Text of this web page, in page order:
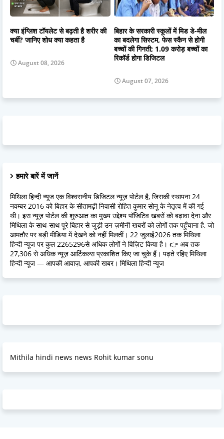
क्या इंग्लिश टॉयलेट से बढ़ती है शरीर की
चर्बी? जानिए शोध क्या कहता है
August 08, 2026
बिहार के सरकारी स्कूलों में मिड डे-मील
का बदलेगा सिस्टम, फेस स्कैन से होगी
बच्चों की गिनती; 1.09 करोड़ बच्चों का
रिकॉर्ड होगा डिजिटल
August 07, 2026
हमारे बारें में जानें
मिथिला हिन्दी न्यूज एक विश्वसनीय डिजिटल न्यूज़ पोर्टल है, जिसकी स्थापना 24
नवम्बर 2016 को बिहार के सीतामढ़ी निवासी रोहित कुमार सोनू के नेतृत्व में की गई
थी। इस न्यूज़ पोर्टल की शुरुआत का मुख्य उद्देश्य पॉजिटिव खबरों को बढ़ावा देना और
मिथिला के साथ-साथ पूरे बिहार से जुड़ी उन ज़मीनी खबरों को लोगों तक पहुँचाना है, जो
आमतौर पर बड़ी मीडिया में देखने को नहीं मिलतीं। 22 जुलाई2026 तक मिथिला
हिन्दी न्यूज पर कुल 2265296से अधिक लोगों ने विज़िट किया है। 👉 अब तक
27,306 से अधिक न्यूज़ आर्टिकल्स प्रकाशित किए जा चुके हैं। पढ़ते रहिए मिथिला
हिन्दी न्यूज — आपकी आवाज़, आपकी खबर। मिथिला हिन्दी न्यूज
Mithila hindi news news Rohit kumar sonu